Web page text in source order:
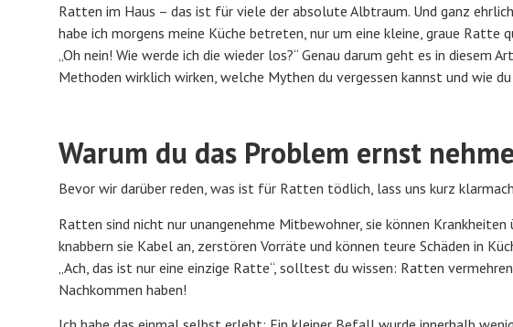
Ratten im Haus – das ist für viele der absolute Albtraum. Und ganz
habe ich morgens meine Küche betreten, nur um eine kleine, graue Ratte
„Oh nein! Wie werde ich die wieder los?“ Genau darum geht es in
Methoden wirklich wirken, welche Mythen du vergessen kannst und wie
Warum du das Problem ernst
Bevor wir darüber reden, was ist für Ratten tödlich, lass uns kurz
Ratten sind nicht nur unangenehme Mitbewohner, sie können
knabbern sie Kabel an, zerstören Vorräte und können teure Schäden in
„Ach, das ist nur eine einzige Ratte“, solltest du wissen: Ratten
Nachkommen haben!